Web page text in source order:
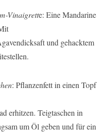
Vinaigrette: Eine Mandarine
und gehacktem
: Pflanzenfett in einen Topf
erhitzen. Teigtaschen in
um Öl geben und für ein